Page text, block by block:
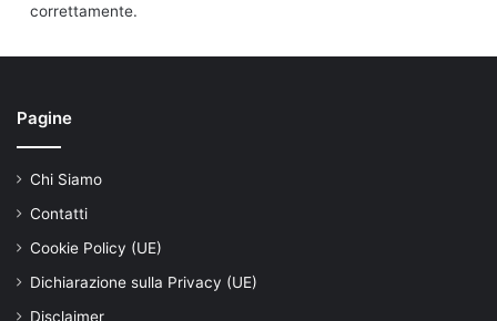
correttamente.
Pagine
Chi Siamo
Contatti
Cookie Policy (UE)
Dichiarazione sulla Privacy (UE)
Disclaimer